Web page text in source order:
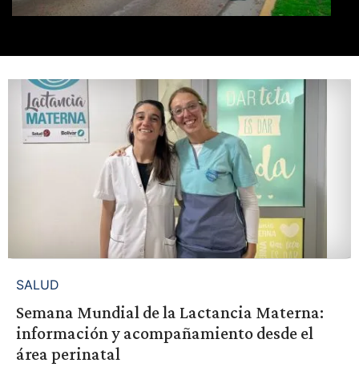
SALUD
Semana Mundial de la Lactancia Materna:
información y acompañamiento desde el
área perinatal